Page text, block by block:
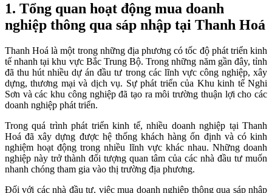
1. Tổng quan hoạt động mua doanh
nghiệp thông qua sáp nhập tại Thanh Hoá
Thanh Hoá là một trong những địa phương có tốc độ phát triển kinh
tế nhanh tại khu vực Bắc Trung Bộ. Trong những năm gần đây, tỉnh
đã thu hút nhiều dự án đầu tư trong các lĩnh vực công nghiệp, xây
dựng, thương mại và dịch vụ. Sự phát triển của Khu kinh tế Nghi
Sơn và các khu công nghiệp đã tạo ra môi trường thuận lợi cho các
doanh nghiệp phát triển.
Trong quá trình phát triển kinh tế, nhiều doanh nghiệp tại Thanh
Hoá đã xây dựng được hệ thống khách hàng ổn định và có kinh
nghiệm hoạt động trong nhiều lĩnh vực khác nhau. Những doanh
nghiệp này trở thành đối tượng quan tâm của các nhà đầu tư muốn
nhanh chóng tham gia vào thị trường địa phương.
Đối với các nhà đầu tư, việc mua doanh nghiệp thông qua sáp nhập